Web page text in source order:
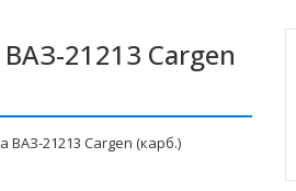
21213 Cargen
21213 Cargen (карб.)